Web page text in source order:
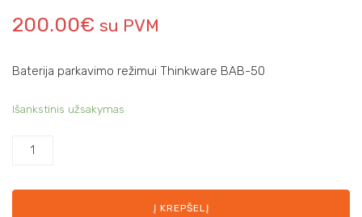
200.00€ su PVM
Baterija parkavimo režimui Thinkware BAB-50
Išankstinis užsakymas
Į KREPŠELĮ